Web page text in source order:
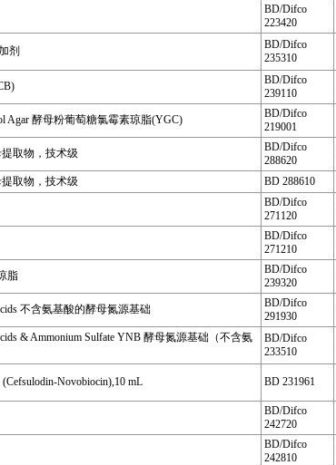
BD/Difco
223420
剂
BD/Difco
235310
BD/Difco
239110
Agar 酵母粉葡萄糖氯霉素琼脂(YGC)
BD/Difco
219001
提取物，技术级
BD/Difco
288620
提取物，技术级 BD 288610
BD/Difco
271120
BD/Difco
271210
脂
BD/Difco
239320
不含氨基酸的酵母氮源基础
BD/Difco
291930
& Ammonium Sulfate YNB 酵母氮源基础（不含氨
BD/Difco
233510
Novobiocin),10 mL BD 231961
BD/Difco
242720
BD/Difco
242810